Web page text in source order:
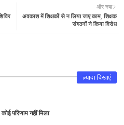
और नया
अवकाश में शिक्षकों से न लिया जाए काम, शिक्षक
संगठनों ने किया विरोध
ज़्यादा दिखाएं
कोई परिणाम नहीं मिला